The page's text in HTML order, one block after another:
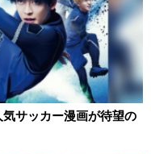
気サッカー漫画が待望の